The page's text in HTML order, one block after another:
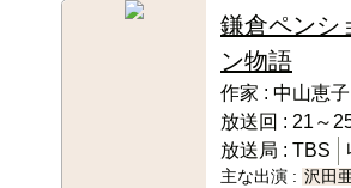
鎌倉ペンシ
ン物語
作家 : 中山恵子
放送回 : 21～
放送局 : TBS
主な出演 : 沢田